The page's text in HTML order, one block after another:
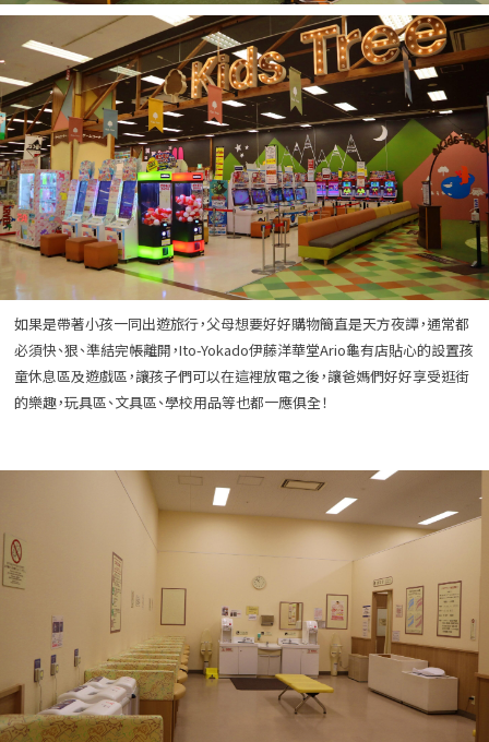
如果是帶著小孩一同出遊旅行，父母想要好好購物簡直是天方夜譚，通常都
必須快、狠、準結完帳離開，Ito-Yokado伊藤洋華堂Ario龜有店貼心的設置孩
童休息區及遊戲區，讓孩子們可以在這裡放電之後，讓爸媽們好好享受逛街
的樂趣，玩具區、文具區、學校用品等也都一應俱全！